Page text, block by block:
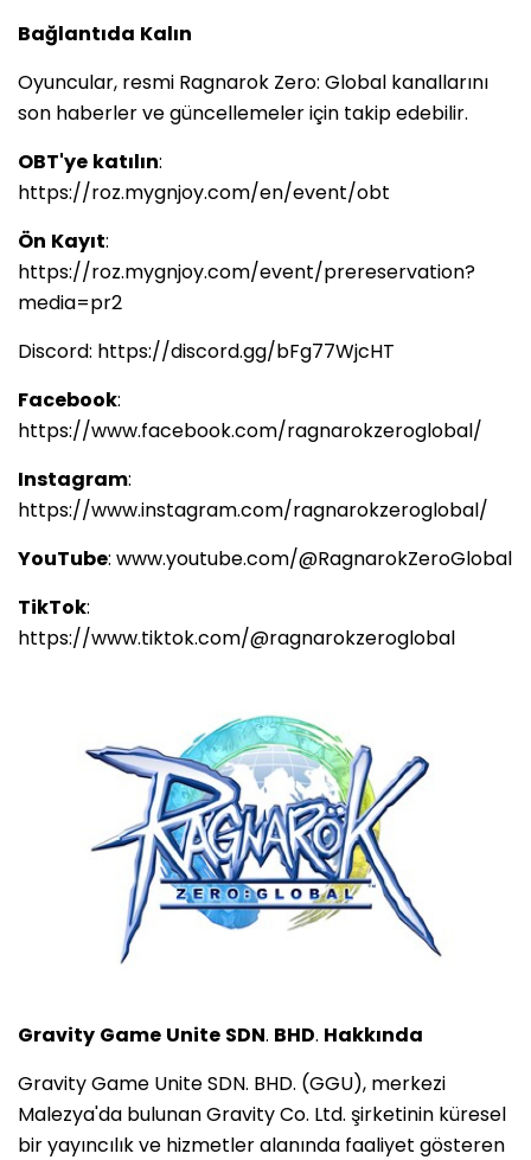
Bağlantıda Kalın
Oyuncular, resmi Ragnarok Zero: Global kanallarını
son haberler ve güncellemeler için takip edebilir.
OBT'ye katılın:
https://roz.mygnjoy.com/en/event/obt
Ön Kayıt:
https://roz.mygnjoy.com/event/prereservation?
media=pr2
Discord: https://discord.gg/bFg77WjcHT
Facebook:
https://www.facebook.com/ragnarokzeroglobal/
Instagram:
https://www.instagram.com/ragnarokzeroglobal/
YouTube: www.youtube.com/@RagnarokZeroGlobal
TikTok:
https://www.tiktok.com/@ragnarokzeroglobal
Gravity Game Unite SDN. BHD. Hakkında
Gravity Game Unite SDN. BHD. (GGU), merkezi
Malezya'da bulunan Gravity Co. Ltd. şirketinin küresel
bir yayıncılık ve hizmetler alanında faaliyet gösteren